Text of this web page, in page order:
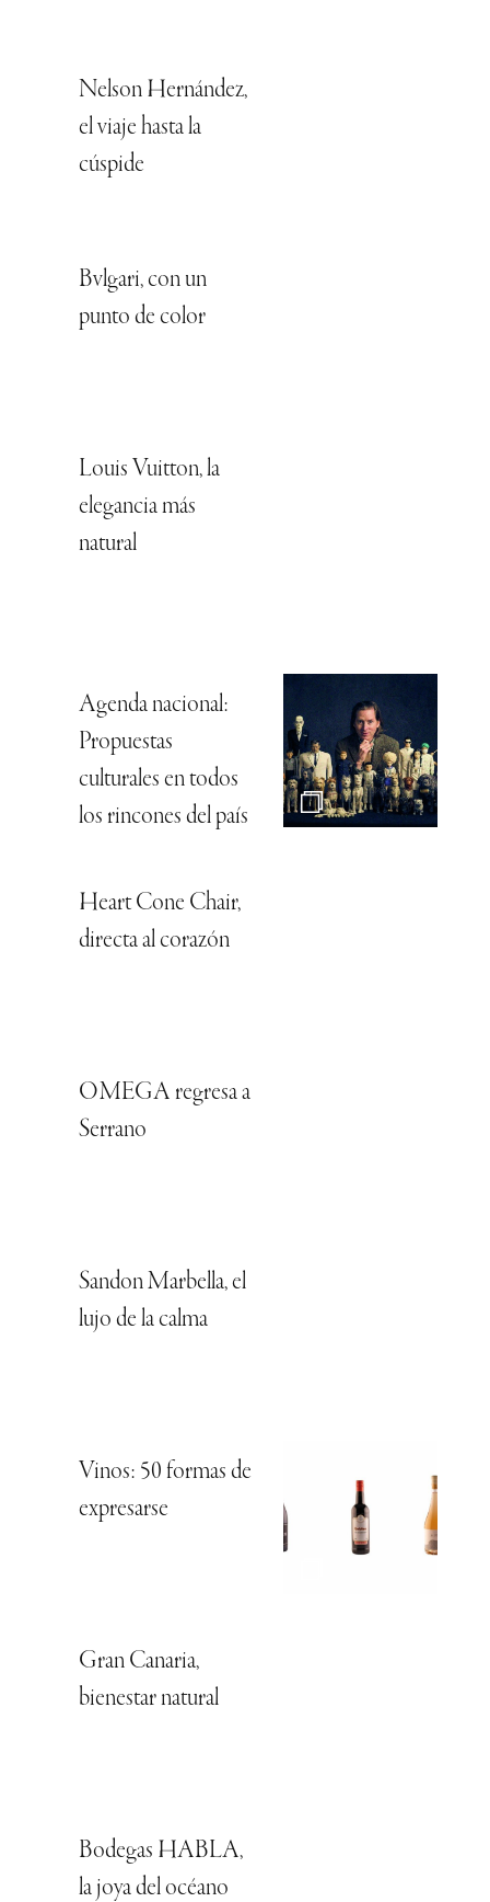
Nelson Hernández,
el viaje hasta la
cúspide
Bvlgari, con un
punto de color
Louis Vuitton, la
elegancia más
natural
Agenda nacional:
Propuestas
culturales en todos
los rincones del país
Heart Cone Chair,
directa al corazón
OMEGA regresa a
Serrano
Sandon Marbella, el
lujo de la calma
Vinos: 50 formas de
expresarse
Gran Canaria,
bienestar natural
Bodegas HABLA,
la joya del océano